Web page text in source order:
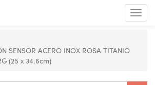
Menú
de
SENSOR ACERO INOX ROSA TITANIO
(25 x 34.6cm)